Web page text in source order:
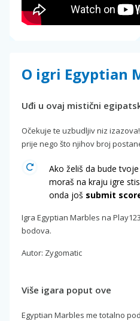
O igri Egyptian
Uđi u ovaj mistični
Očekuje te uzbudljiv niz
prije nego što njihov broj
Ako želiš da bude
moraš na kraju igre
onda još submit
Igra Egyptian Marbles na
bodova.
Autor: Zygomatic
Više igara poput ove
Egyptian Marbles me totalno